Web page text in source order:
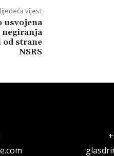
vijest
usvojena
negiranja
od strane
NSRS